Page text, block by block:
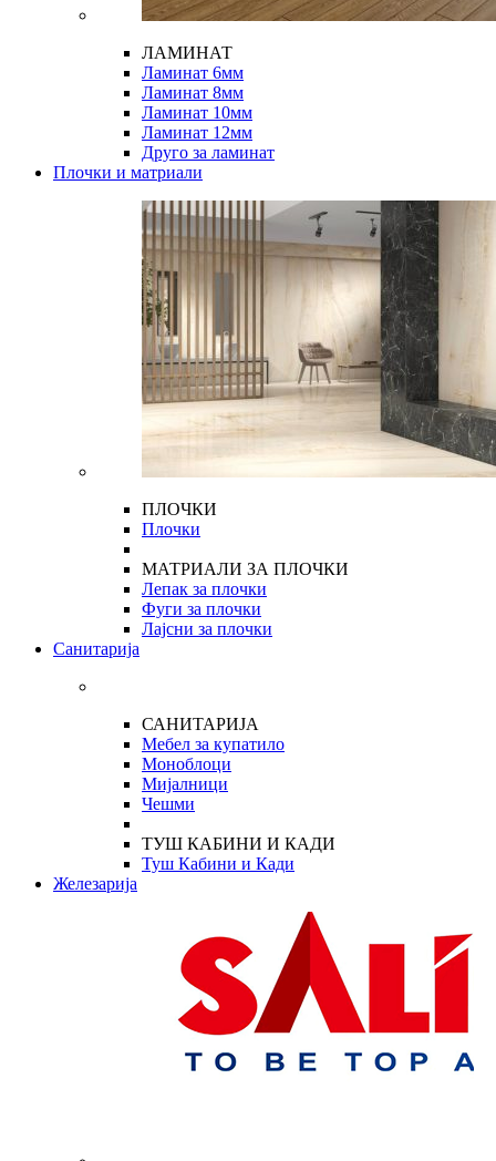
ЛАМИНАТ
Ламинат 6мм
Ламинат 8мм
Ламинат 10мм
Ламинат 12мм
Друго за ламинат
Плочки и матриали
ПЛОЧКИ
Плочки
МАТРИАЛИ ЗА ПЛОЧКИ
Лепак за плочки
Фуги за плочки
Лајсни за плочки
Санитарија
САНИТАРИЈА
Мебел за купатило
Моноблоци
Мијалници
Чешми
ТУШ КАБИНИ И КАДИ
Туш Кабини и Кади
Железарија